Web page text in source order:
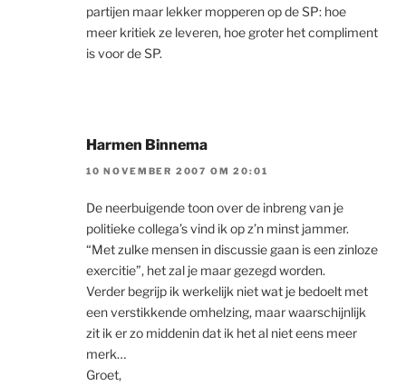
partijen maar lekker mopperen op de SP: hoe
meer kritiek ze leveren, hoe groter het compliment
is voor de SP.
Harmen Binnema
10 NOVEMBER 2007 OM 20:01
De neerbuigende toon over de inbreng van je
politieke collega’s vind ik op z’n minst jammer.
“Met zulke mensen in discussie gaan is een zinloze
exercitie”, het zal je maar gezegd worden.
Verder begrijp ik werkelijk niet wat je bedoelt met
een verstikkende omhelzing, maar waarschijnlijk
zit ik er zo middenin dat ik het al niet eens meer
merk…
Groet,